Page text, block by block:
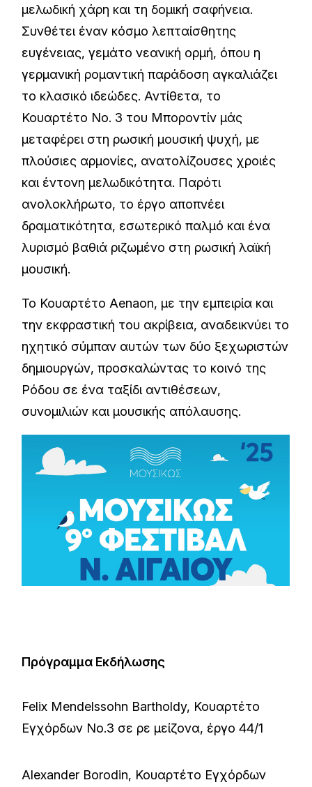
μελωδική χάρη και τη δομική σαφήνεια.
Συνθέτει έναν κόσμο λεπταίσθητης
ευγένειας, γεμάτο νεανική ορμή, όπου η
γερμανική ρομαντική παράδοση αγκαλιάζει
το κλασικό ιδεώδες. Αντίθετα, το
Κουαρτέτο Νο. 3 του Μποροντίν μάς
μεταφέρει στη ρωσική μουσική ψυχή, με
πλούσιες αρμονίες, ανατολίζουσες χροιές
και έντονη μελωδικότητα. Παρότι
ανολοκλήρωτο, το έργο αποπνέει
δραματικότητα, εσωτερικό παλμό και ένα
λυρισμό βαθιά ριζωμένο στη ρωσική λαϊκή
μουσική.
Το Κουαρτέτο Aenaon, με την εμπειρία και
την εκφραστική του ακρίβεια, αναδεικνύει το
ηχητικό σύμπαν αυτών των δύο ξεχωριστών
δημιουργών, προσκαλώντας το κοινό της
Ρόδου σε ένα ταξίδι αντιθέσεων,
συνομιλιών και μουσικής απόλαυσης.
Πρόγραμμα Εκδήλωσης
Felix Mendelssohn Bartholdy, Κουαρτέτο
Εγχόρδων Νo.3 σε ρε μείζονα, έργο 44/1
Alexander Borodin, Κουαρτέτο Εγχόρδων